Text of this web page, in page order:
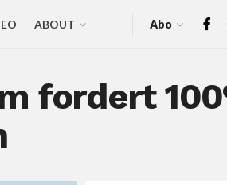
ABOUT Abo
fordert